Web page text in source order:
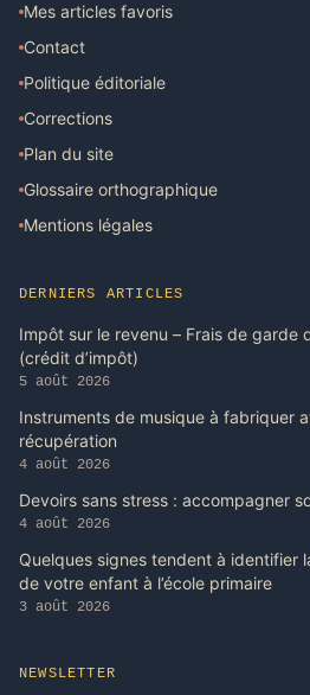
Mes articles favoris
Contact
Politique éditoriale
Corrections
Plan du site
Glossaire orthographique
Mentions légales
DERNIERS ARTICLES
Impôt sur le revenu – Frais de garde
(crédit d’impôt)
5 août 2026
Instruments de musique à fabriquer
récupération
4 août 2026
Devoirs sans stress : accompagner
4 août 2026
Quelques signes tendent à identifier
de votre enfant à l’école primaire
3 août 2026
NEWSLETTER